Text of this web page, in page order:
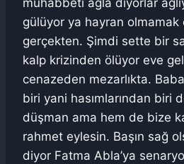
muhabbeti ağla diyorlar
gülüyor ya hayran olmamak
gerçekten. Şimdi sette bir
kalp krizinden ölüyor eve
cenazeden mezarlıkta.
biri yani hasımlarından biri
düşman ama hem de bize
rahmet eylesin. Başın sağ
diyor Fatma Abla’ya